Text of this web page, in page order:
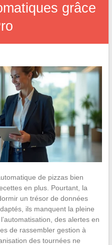
grâce
de pizzas bien
en plus. Pourtant, la
un trésor de données
ils manquent la pleine
des alertes en
de rassembler gestion à
des tournées ne